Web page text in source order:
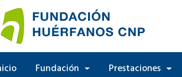
Fundación Prestaciones